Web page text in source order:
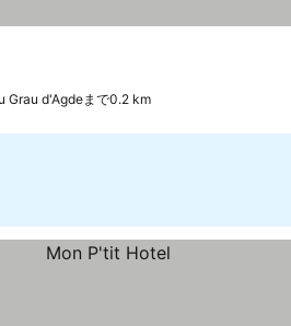
Grau d'Agdeまで0.2 km